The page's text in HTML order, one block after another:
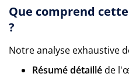
Que comprend
?
Notre analyse exhaustive
Résumé détailléde